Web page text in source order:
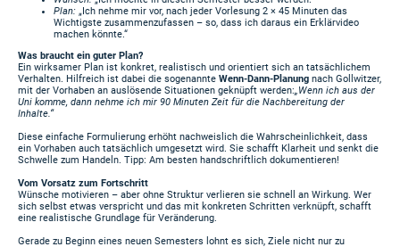
Plan: „Ich nehme mir vor, nach jeder Vorlesung 2 × 45 Minuten das
Wichtigste zusammenzufassen – so, dass ich daraus ein Erklärvideo
machen könnte.“
Was braucht ein guter Plan?
Ein wirksamer Plan ist konkret, realistisch und orientiert sich an tatsächlichem
Verhalten. Hilfreich ist dabei die sogenannte Wenn-Dann-Planung nach Gollwitzer,
mit der Vorhaben an auslösende Situationen geknüpft werden:„Wenn ich aus der
Uni komme, dann nehme ich mir 90 Minuten Zeit für die Nachbereitung der
Inhalte.“
Diese einfache Formulierung erhöht nachweislich die Wahrscheinlichkeit, dass
ein Vorhaben auch tatsächlich umgesetzt wird. Sie schafft Klarheit und senkt die
Schwelle zum Handeln. Tipp: Am besten handschriftlich dokumentieren!
Vom Vorsatz zum Fortschritt
Wünsche motivieren – aber ohne Struktur verlieren sie schnell an Wirkung. Wer
sich selbst etwas verspricht und das mit konkreten Schritten verknüpft, schafft
eine realistische Grundlage für Veränderung.
Gerade zu Beginn eines neuen Semesters lohnt es sich, Ziele nicht nur zu